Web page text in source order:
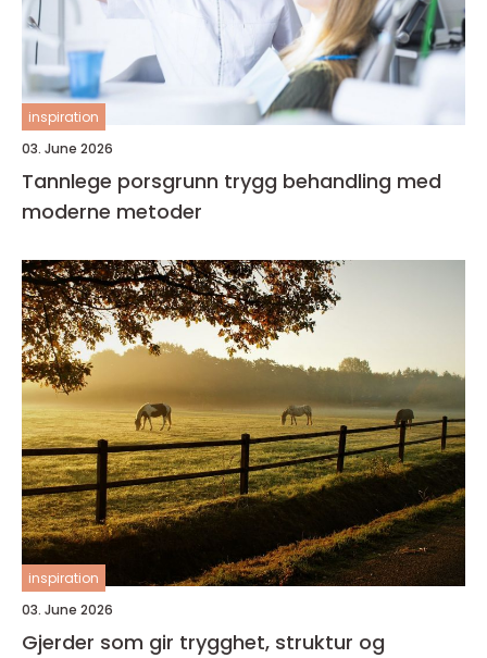
inspiration
03. June 2026
Tannlege porsgrunn trygg behandling med
moderne metoder
inspiration
03. June 2026
Gjerder som gir trygghet, struktur og